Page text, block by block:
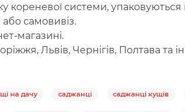
системи, упаковуються
самовивіз.
магазині.
Львів, Чернігів, Полтава та
на дачу саджанці саджанці кущів